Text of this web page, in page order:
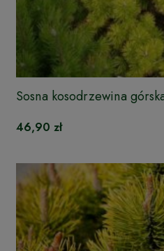
Sosna kosodrzewina
46,90 zł